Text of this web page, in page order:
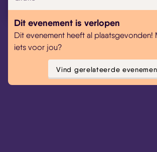
Dit evenement is verlopen
Dit evenement heeft al plaatsgevonden!
iets voor jou?
Vind gerelateerde